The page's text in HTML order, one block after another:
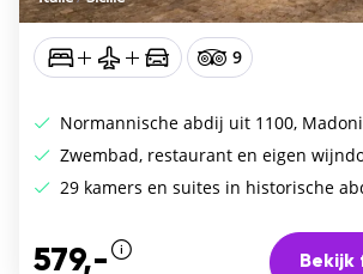
9
Normannische abdij uit 1100,
Zwembad, restaurant en eigen
29 kamers en suites in historische
579,- Bekijk